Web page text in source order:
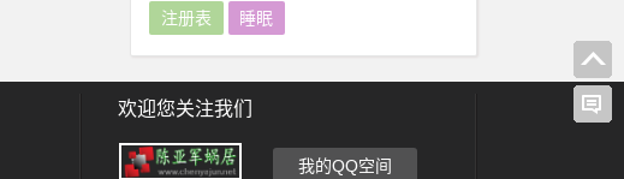
注册表
睡眠
欢迎您关注我们
我的QQ空间